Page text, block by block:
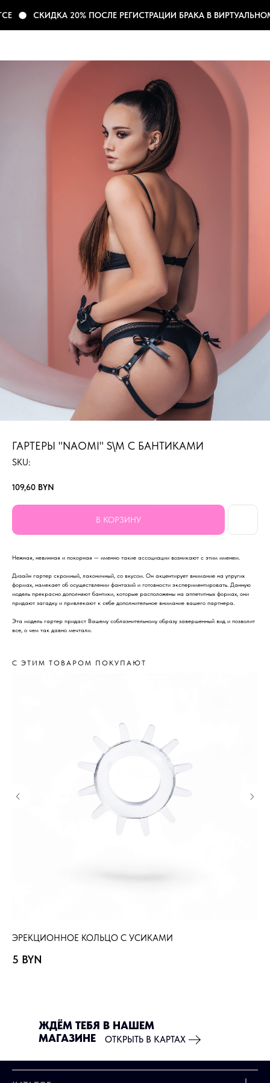
СКИДКА 20% ПОСЛЕ РЕГИСТРАЦИИ БРАКА В ВИРТУАЛЬНОМ
ГАРТЕРЫ "NAOMI" S\M С БАНТИКАМИ
SKU:
109,60 BYN
В КОРЗИНУ
Нежная, невинная и покорная — именно такие ассоциации возникают с этим именем.
Дизайн гартер скромный, лаконичный, со вкусом. Он акцентирует внимание на упругих
формах, намекает об осуществлении фантазий и готовности экспериментировать. Данную
модель прекрасно дополняют бантики, которые расположены на аппетитных формах, они
придают загадку и привлекают к себе дополнительное внимание вашего партнера.
Эта модель гартер придаст Вашему соблазнительному образу завершенный вид и позволит
все, о чем так давно мечтали.
С ЭТИМ ТОВАРОМ ПОКУПАЮТ
ЭРЕКЦИОННОЕ КОЛЬЦО С УСИКАМИ
5 BYN
ЖДЁМ ТЕБЯ В НАШЕМ
МАГАЗИНЕ
ОТКРЫТЬ В КАРТАХ